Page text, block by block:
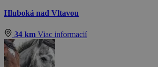
Hluboká nad Vltavou
34 km Viac informacií